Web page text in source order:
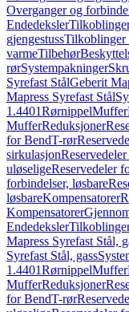
Overganger og
Endedeksler
gjengestussTilkoblinger
varmeTilbehør
rørSystempakninger
Syrefast StålGeberit
Mapress Syrefast Stål
1.4401RørnippelMuffer
MufferReduksjoner
for BendT-rør
sirkulasjon
uløseligeReservedeler
forbindelser, løsbare
løsbareKompensatorer
Kompensatorer
Endedeksler
Mapress Syrefast Stål,
Syrefast Stål, gass
1.4401RørnippelMuffer
MufferReduksjoner
for BendT-rør